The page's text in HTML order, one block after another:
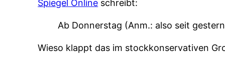
Spiegel Online schreibt:
Ab Donnerstag (Anm.: also seit
Wieso klappt das im stockkonservativen